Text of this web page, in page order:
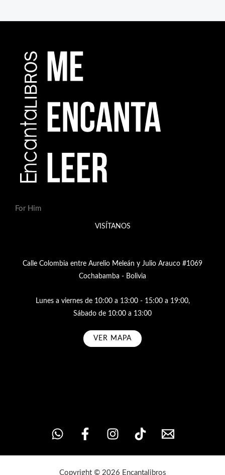
For Him
VISÍTANOS
Calle Colombia entre Aurelio Meleán y Julio Arauco #1069
Cochabamba - Bolivia
Lunes a viernes de 10:00 a 13:00 - 15:00 a 19:00,
Sábado de 10:00 a 13:00
VER MAPA
Copyright © 2026 Encantalibros